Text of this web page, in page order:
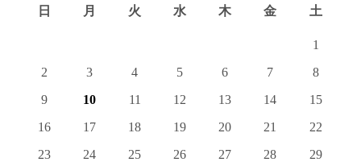
日 月 火 水 木 金 土
1
2
3 4 5 6 7
8
9
10 11 12 13 14
15
16
17 18 19 20 21
22
23
24 25 26 27 28
29